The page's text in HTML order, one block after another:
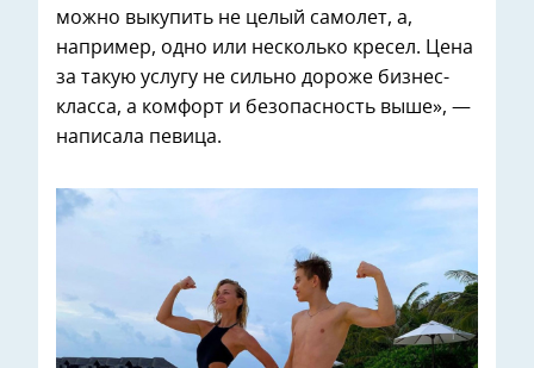
можно выкупить не целый самолет, а,
например, одно или несколько кресел. Цена
за такую услугу не сильно дороже бизнес-
класса, а комфорт и безопасность выше», —
написала певица.